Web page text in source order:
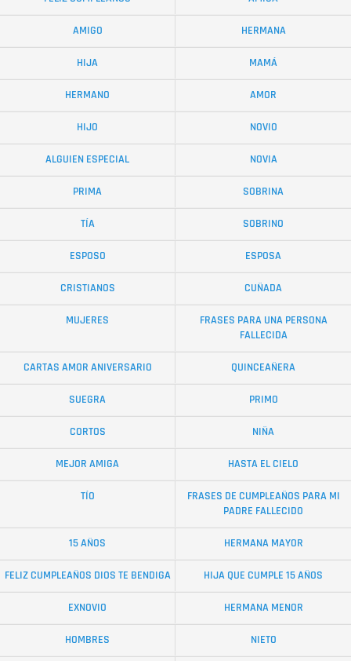
AMIGO HERMANA
HIJA MAMÁ
HERMANO AMOR
HIJO NOVIO
ALGUIEN ESPECIAL NOVIA
PRIMA SOBRINA
TÍA SOBRINO
ESPOSO ESPOSA
CRISTIANOS CUÑADA
MUJERES
FRASES PARA UNA PERSONA
FALLECIDA
CARTAS AMOR ANIVERSARIO QUINCEAÑERA
SUEGRA PRIMO
CORTOS NIÑA
MEJOR AMIGA HASTA EL CIELO
TÍO
FRASES DE CUMPLEAÑOS PARA MI
PADRE FALLECIDO
15 AÑOS HERMANA MAYOR
FELIZ CUMPLEAÑOS DIOS TE BENDIGA HIJA QUE CUMPLE 15 AÑOS
EXNOVIO HERMANA MENOR
HOMBRES NIETO